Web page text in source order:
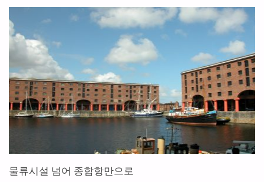
여"
와
의
사
공
헌
물류시설 넘어 종합항만으로